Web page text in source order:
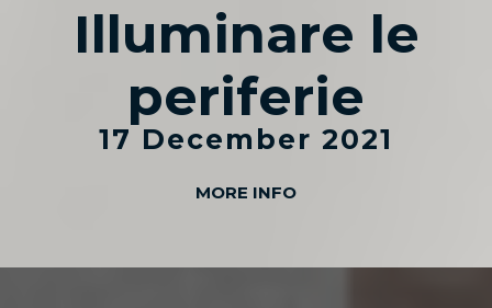
Illuminare le
periferie
17 December 2021
MORE INFO